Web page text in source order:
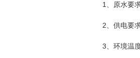
1、原水要
2、供电要
3、环境温